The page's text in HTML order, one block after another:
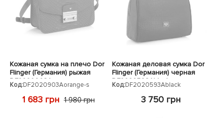
Кожаная сумка на плечо Dor
Flinger (Германия) рыжая
DF2020903Aorange
Код:DF2020903Aorange-s
1 683 грн 1 980 грн
Кожаная деловая сумка Dor
Flinger (Германия) черная
DF2020593Ablack
Код:DF2020593Ablack
3 750 грн